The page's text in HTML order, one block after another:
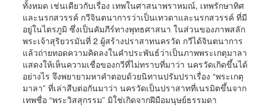
ทั้งหมด เช่นเดียวกับเรื่อง เทพในศาสนาพราหมณ์, เทพรักษาทิศ
และนรกสวรรค์ กวีจินตนาการว่าเป็นเทวดาและนรกสวรรค์ ที่มี
อยู่ในไตรภูมิ ซึ่งเป็นคัมภีร์ทางพุทธศาสนา ในส่วนของภาพสลัก
พระเจ้าสุริยวรมันที่ 2 ผู้สร้างปราสาทนครวัด กวีได้จินตนาการ
แล้วถ่ายทอดความคิดลงในคำประพันธ์ว่าเป็นภาพพระเกตุมาลา
แสดงให้เห็นความเชื่อของกวีที่ไม่ทราบที่มาว่า นครวัดเกิดขึ้นได้
อย่างไร จึงพยายามหาคำตอบด้วยนิทานปรัมปราเรื่อง “พระเกตุ
มาลา” ที่เล่าสืบต่อกันมาว่า นครวัดเป็นปราสาทที่เนรมิตขึ้นจาก
เทพชื่อ “พระวิสสุกรรม” มิใช่เกิดจากฝีมือมนุษย์ธรรมดา